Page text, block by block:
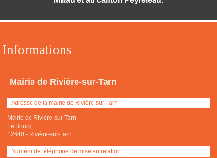
Informations
Mairie de Rivière-sur-Tarn
Adresse de la mairie de Rivière-sur-Tarn
Mairie de Rivière-sur-Tarn
Le Bourg
12640 - Rivière-sur-Tarn
Numéro de téléphone de mise en relation